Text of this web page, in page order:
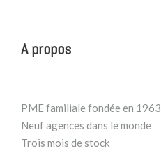
A propos
PME familiale fondée en 1963
Neuf agences dans le monde
Trois mois de stock